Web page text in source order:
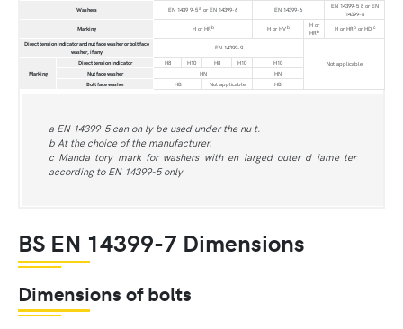
Washers EN 1439 9-5a or EN 14399-6 EN 14399-6
EN 14399-5 8 or EN
14399-6
Marking
H or HRb H or HVb
H or
HRb H or HRbor HD c
Direct tension indicator and nut face washer or bolt face
washer, if any
EN 14399-9
Not applicable
Marking
Direct tension indicator H8 H10 H8 H10
H10
Nut face washer
HN
HN
Bolt face washer
HB Not applicable HB
a EN 14399-5 can on ly be used under the nu t.
b At the choice of the manufacturer.
c Manda tory mark for washers with en larged outer d iame ter
according to EN 14399-5 only
BS EN 14399-7 Dimensions
Dimensions of bolts